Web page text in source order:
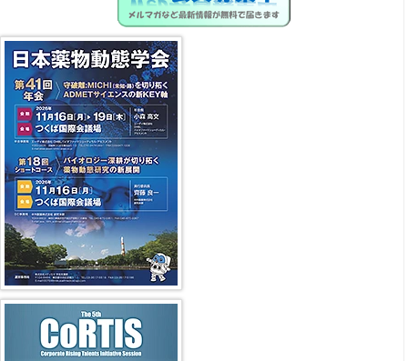
第41回年会（2026年）
第5回 CoRTIS